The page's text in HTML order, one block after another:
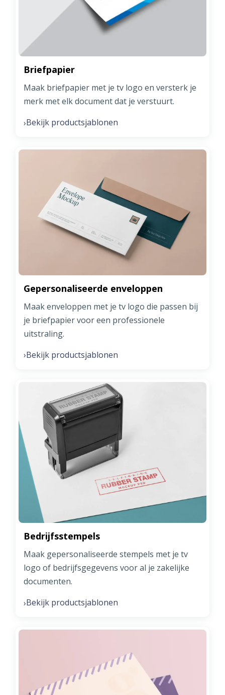
Briefpapier
Maak briefpapier met je tv logo en versterk je
merk met elk document dat je verstuurt.
›Bekijk productsjablonen
Gepersonaliseerde enveloppen
Maak enveloppen met je tv logo die passen bij
je briefpapier voor een professionele
uitstraling.
›Bekijk productsjablonen
Bedrijfsstempels
Maak gepersonaliseerde stempels met je tv
logo of bedrijfsgegevens voor al je zakelijke
documenten.
›Bekijk productsjablonen